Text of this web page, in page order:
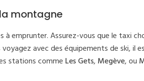
montagne
emprunter. Assurez-vous que le taxi
avec des équipements de ski, il
stations comme Les Gets,Megève, ou